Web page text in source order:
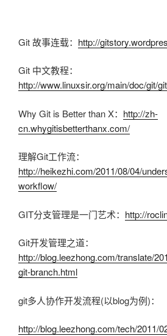
Git 故事连载： http://
Git 中文教程：
http://www.linuxsir.org/main/doc/git/
Why Git is Better than X： http://zh-
cn.whygitisbetterthanx.com/
理解Git工作流：
http://heikezhi.com/2011/08/04/
workflow/
GIT分支管理是一门艺术： http://
Git开发管理之道：
http://blog.leezhong.com/translate/
git-branch.html
git多人协作开发流程(以blog为例)：
http://blog.leezhong.com/tech/2011/